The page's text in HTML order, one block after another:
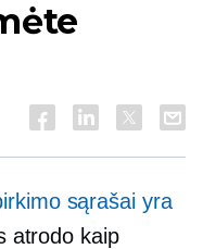
sąrašai yra
atrodo kaip